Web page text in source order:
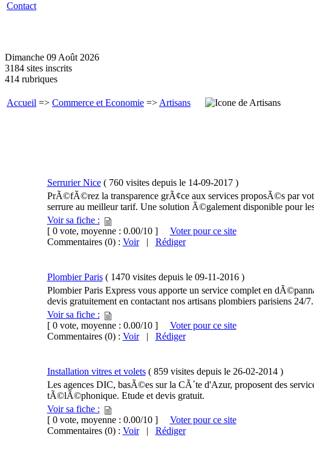
Contact
Dimanche 09 Août 2026
3184 sites inscrits
414 rubriques
Accueil => Commerce et Economie => Artisans
Serrurier Nice(760 visites depuis le 14-09-2017 )
PrÃ©fÃ©rez la transparence grÃ¢ce aux services proposÃ©s par
serrure au meilleur tarif. Une solution Ã©galement disponible pour
Voir sa fiche :
[ 0 vote, moyenne : 0.00/10 ] Voter pour ce site
Commentaires (0) : Voir| Rédiger
Plombier Paris(1470 visites depuis le 09-11-2016 )
Plombier Paris Express vous apporte un service complet en
devis gratuitement en contactant nos artisans plombiers parisiens 24/7.
Voir sa fiche :
[ 0 vote, moyenne : 0.00/10 ] Voter pour ce site
Commentaires (0) : Voir| Rédiger
Installation vitres et volets(859 visites depuis le 26-02-2014 )
Les agences DIC, basÃ©es sur la CÃ´te d'Azur, proposent des
tÃ©lÃ©phonique. Etude et devis gratuit.
Voir sa fiche :
[ 0 vote, moyenne : 0.00/10 ] Voter pour ce site
Commentaires (0) : Voir| Rédiger